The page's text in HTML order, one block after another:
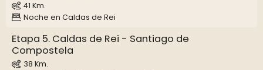
41 Km.
Noche en Caldas de Rei
Etapa 5. Caldas de Rei - Santiago de
Compostela
38 Km.